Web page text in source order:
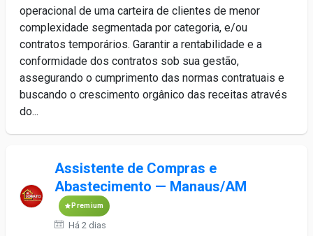
operacional de uma carteira de clientes de menor
complexidade segmentada por categoria, e/ou
contratos temporários. Garantir a rentabilidade e a
conformidade dos contratos sob sua gestão,
assegurando o cumprimento das normas contratuais e
buscando o crescimento orgânico das receitas através
do...
Assistente de Compras e
Abastecimento — Manaus/AM
Premium
Há 2 dias